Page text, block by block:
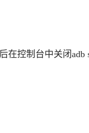
在控制台中关闭adb